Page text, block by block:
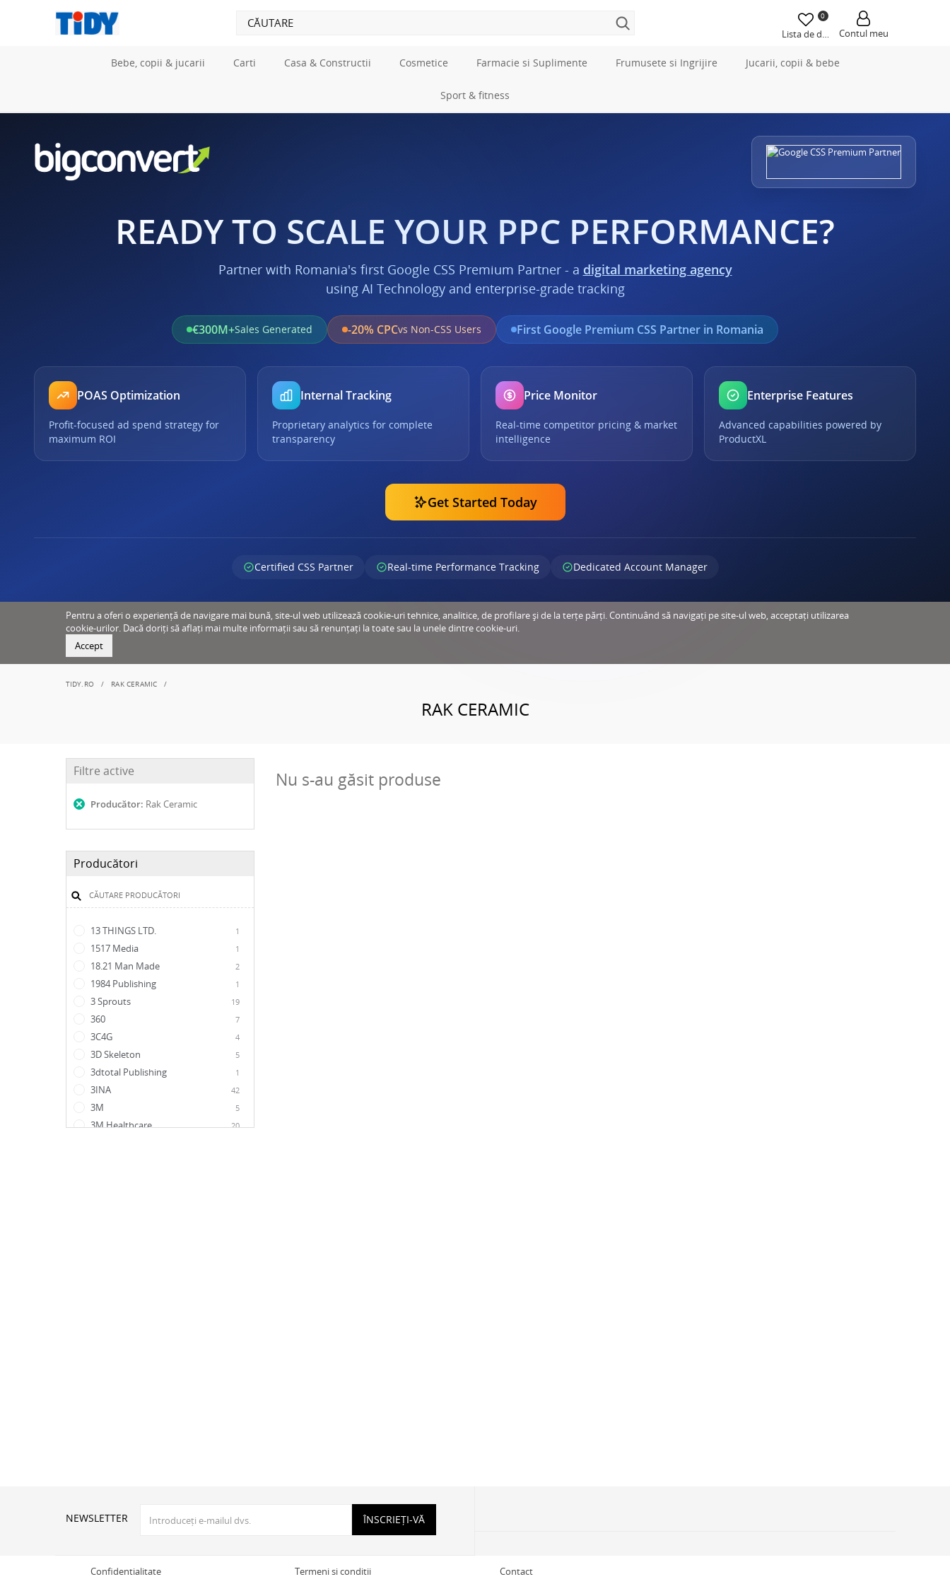
0
Lista de dorințeContul meu
Bebe, copii & jucarii Carti Casa & Constructii Cosmetice Farmacie si Suplimente Frumusete si Ingrijire Jucarii, copii & bebe
Sport & fitness
READY TO SCALE YOUR PPC PERFORMANCE?
Partner with Romania's first Google CSS Premium Partner - a digital marketing agency
using AI Technology and enterprise-grade tracking
€300M+Sales Generated -20% CPCvs Non-CSS Users First Google Premium CSS Partner in Romania
POAS Optimization
Profit-focused ad spend strategy for
maximum ROI
Internal Tracking
Proprietary analytics for complete
transparency
Price Monitor
Real-time competitor pricing & market
intelligence
Enterprise Features
Advanced capabilities powered by
ProductXL
Get Started Today
Certified CSS Partner Real-time Performance Tracking Dedicated Account Manager
Pentru a oferi o experiență de navigare mai bună, site-ul web utilizează cookie-uri tehnice, analitice, de profilare și de la terțe părți. Continuând să navigați pe site-ul web, acceptați utilizarea
cookie-urilor. Dacă doriți să aflați mai multe informații sau să renunțați la toate sau la unele dintre cookie-uri.
Accept
TIDY.RO RAK CERAMIC
RAK CERAMIC
Filtre active
Producător: Rak Ceramic
Producători
13 THINGS LTD. 1
1517 Media 1
18.21 Man Made 2
1984 Publishing 1
3 Sprouts 19
360 7
3C4G 4
3D Skeleton 5
3dtotal Publishing 1
3INA 42
3M 5
3M Healthcare 20
Nu s-au găsit produse
NEWSLETTER ÎNSCRIEȚI-VĂ
Confidentialitate Termeni si conditii Contact